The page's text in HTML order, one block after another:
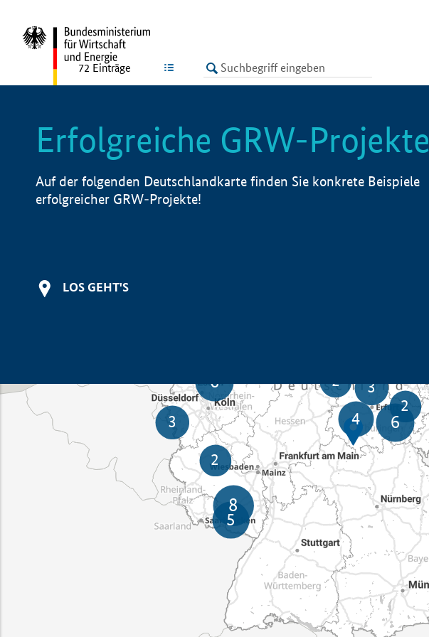
LISTE
72 Einträge
Erfolgreiche GRW-Projekte
Auf der folgenden Deutschlandkarte finden Sie konkrete Beispiele
erfolgreicher GRW-Projekte!
LOS GEHT'S